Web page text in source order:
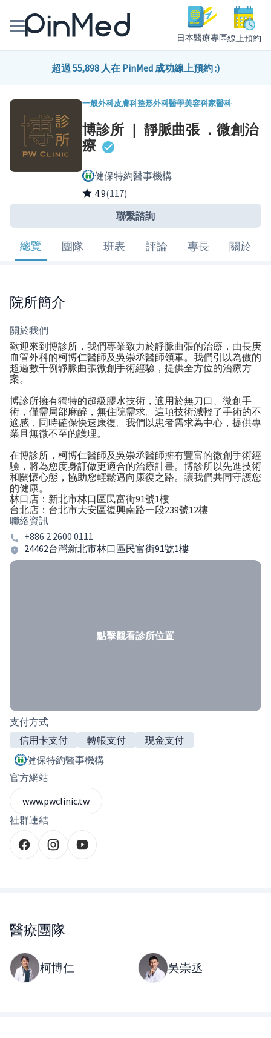
日本醫療專區線上預約
線上預約醫師、院所
醫師專欄專訪
健康主題館
超過 55,898 人在 PinMed 成功線上預約 :)
一般外科皮膚科整形外科醫學美容科家醫科
博診所 ｜ 靜脈曲張 ．微創治
療
健保特約醫事機構
4.9(117)
聯繫諮詢
總覽 團隊 班表 評論 專長 關於
院所簡介
關於我們
歡迎來到博診所，我們專業致力於靜脈曲張的治療，由長庚
血管外科的柯博仁醫師及吳崇丞醫師領軍。我們引以為傲的
超過數千例靜脈曲張微創手術經驗，提供全方位的治療方
案。
博診所擁有獨特的超級膠水技術，適用於無刀口、微創手
術，僅需局部麻醉，無住院需求。這項技術減輕了手術的不
適感，同時確保快速康復。我們以患者需求為中心，提供專
業且無微不至的護理。
在博診所，柯博仁醫師及吳崇丞醫師擁有豐富的微創手術經
驗，將為您度身訂做更適合的治療計畫。博診所以先進技術
和關懷心態，協助您輕鬆邁向康復之路。讓我們共同守護您
的健康。
林口店：新北市林口區民富街91號1樓
台北店：台北市大安區復興南路一段239號12樓
聯絡資訊
+886 2 2600 0111
24462台灣新北市林口區民富街91號1樓
點擊觀看診所位置
支付方式
信用卡支付
轉帳支付
現金支付
健保特約醫事機構
官方網站
www.pwclinic.tw
社群連結
醫療團隊
柯博仁 吳崇丞